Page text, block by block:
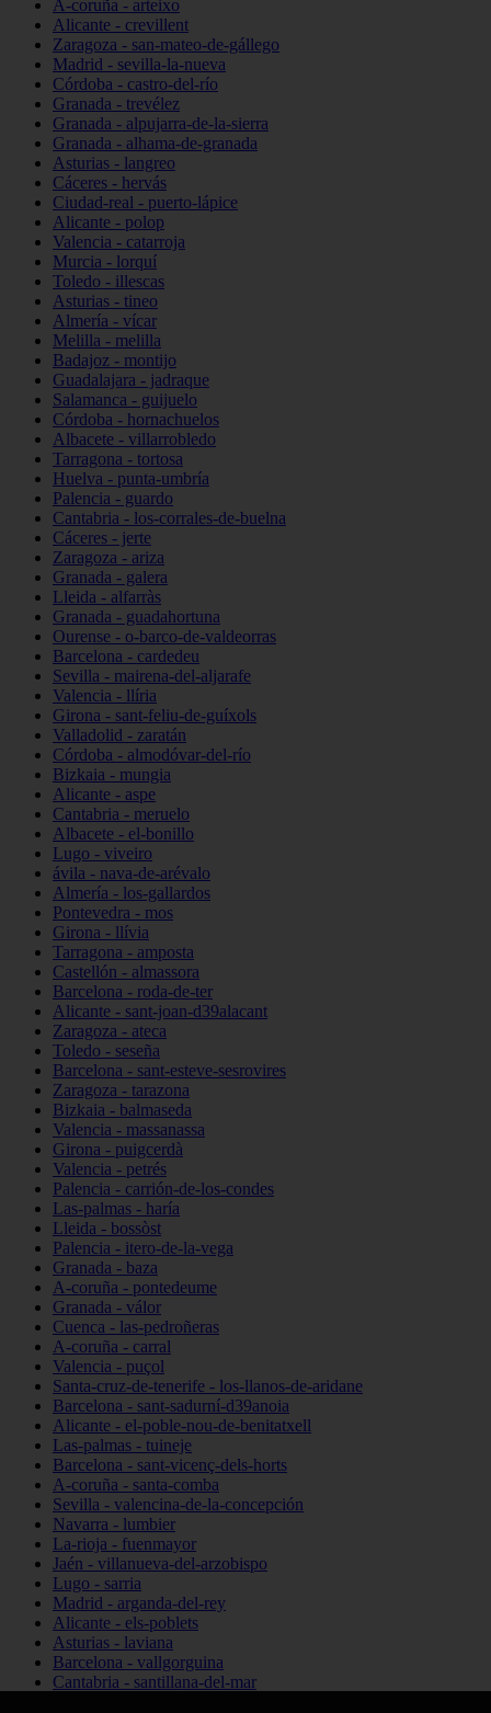
A-coruña - arteixo
Alicante - crevillent
Zaragoza - san-mateo-de-gállego
Madrid - sevilla-la-nueva
Córdoba - castro-del-río
Granada - trevélez
Granada - alpujarra-de-la-sierra
Granada - alhama-de-granada
Asturias - langreo
Cáceres - hervás
Ciudad-real - puerto-lápice
Alicante - polop
Valencia - catarroja
Murcia - lorquí
Toledo - illescas
Asturias - tineo
Almería - vícar
Melilla - melilla
Badajoz - montijo
Guadalajara - jadraque
Salamanca - guijuelo
Córdoba - hornachuelos
Albacete - villarrobledo
Tarragona - tortosa
Huelva - punta-umbría
Palencia - guardo
Cantabria - los-corrales-de-buelna
Cáceres - jerte
Zaragoza - ariza
Granada - galera
Lleida - alfarràs
Granada - guadahortuna
Ourense - o-barco-de-valdeorras
Barcelona - cardedeu
Sevilla - mairena-del-aljarafe
Valencia - llíria
Girona - sant-feliu-de-guíxols
Valladolid - zaratán
Córdoba - almodóvar-del-río
Bizkaia - mungia
Alicante - aspe
Cantabria - meruelo
Albacete - el-bonillo
Lugo - viveiro
ávila - nava-de-arévalo
Almería - los-gallardos
Pontevedra - mos
Girona - llívia
Tarragona - amposta
Castellón - almassora
Barcelona - roda-de-ter
Alicante - sant-joan-d39alacant
Zaragoza - ateca
Toledo - seseña
Barcelona - sant-esteve-sesrovires
Zaragoza - tarazona
Bizkaia - balmaseda
Valencia - massanassa
Girona - puigcerdà
Valencia - petrés
Palencia - carrión-de-los-condes
Las-palmas - haría
Lleida - bossòst
Palencia - itero-de-la-vega
Granada - baza
A-coruña - pontedeume
Granada - válor
Cuenca - las-pedroñeras
A-coruña - carral
Valencia - puçol
Santa-cruz-de-tenerife - los-llanos-de-aridane
Barcelona - sant-sadurní-d39anoia
Alicante - el-poble-nou-de-benitatxell
Las-palmas - tuineje
Barcelona - sant-vicenç-dels-horts
A-coruña - santa-comba
Sevilla - valencina-de-la-concepción
Navarra - lumbier
La-rioja - fuenmayor
Jaén - villanueva-del-arzobispo
Lugo - sarria
Madrid - arganda-del-rey
Alicante - els-poblets
Asturias - laviana
Barcelona - vallgorguina
Cantabria - santillana-del-mar